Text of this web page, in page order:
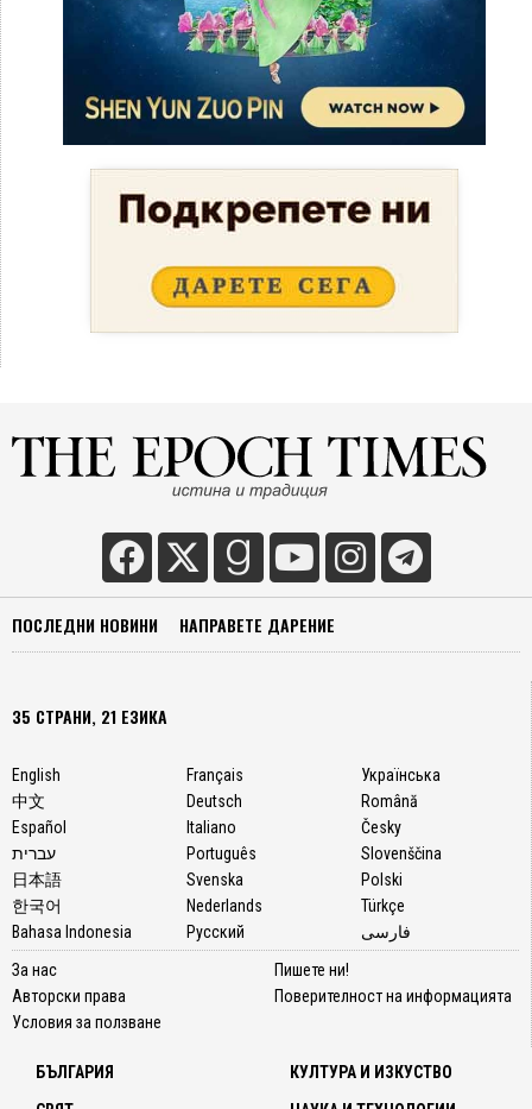
ПОСЛЕДНИ НОВИНИ НАПРАВЕТЕ ДАРЕНИЕ
35 СТРАНИ, 21 ЕЗИКА
English
中文
Español
עברית
日本語
한국어
Bahasa Indonesia
Français
Deutsch
Italiano
Português
Svenska
Nederlands
Русский
Українська
Română
Česky
Slovenščina
Polski
Türkçe
فارسی
За нас
Авторски права
Условия за ползване
Пишете ни!
Поверителност на информацията
БЪЛГАРИЯ
КУЛТУРА И ИЗКУСТВО